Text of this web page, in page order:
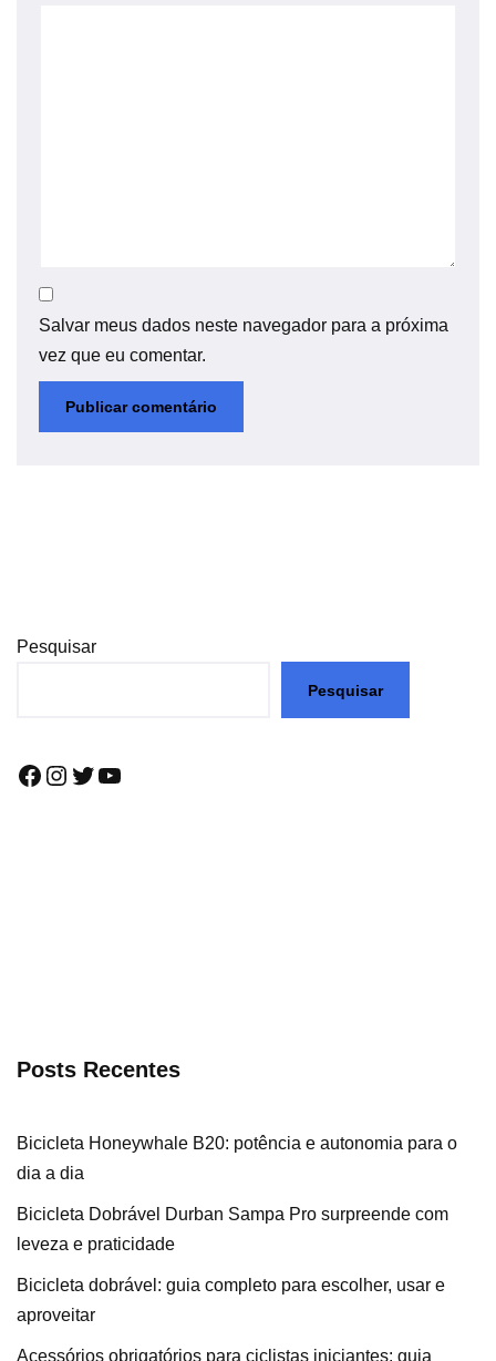
Salvar meus dados neste navegador para a próxima
vez que eu comentar.
Pesquisar
Pesquisar
Posts Recentes
Bicicleta Honeywhale B20: potência e autonomia para o
dia a dia
Bicicleta Dobrável Durban Sampa Pro surpreende com
leveza e praticidade
Bicicleta dobrável: guia completo para escolher, usar e
aproveitar
Acessórios obrigatórios para ciclistas iniciantes: guia